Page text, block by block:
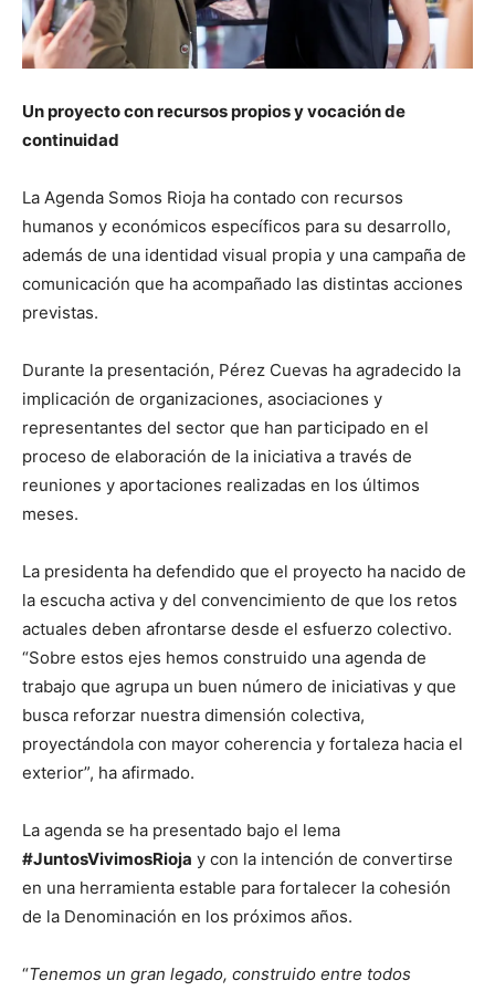
Un proyecto con recursos propios y vocación de
continuidad
La Agenda Somos Rioja ha contado con recursos
humanos y económicos específicos para su desarrollo,
además de una identidad visual propia y una campaña de
comunicación que ha acompañado las distintas acciones
previstas.
Durante la presentación, Pérez Cuevas ha agradecido la
implicación de organizaciones, asociaciones y
representantes del sector que han participado en el
proceso de elaboración de la iniciativa a través de
reuniones y aportaciones realizadas en los últimos
meses.
La presidenta ha defendido que el proyecto ha nacido de
la escucha activa y del convencimiento de que los retos
actuales deben afrontarse desde el esfuerzo colectivo.
“Sobre estos ejes hemos construido una agenda de
trabajo que agrupa un buen número de iniciativas y que
busca reforzar nuestra dimensión colectiva,
proyectándola con mayor coherencia y fortaleza hacia el
exterior”, ha afirmado.
La agenda se ha presentado bajo el lema
#JuntosVivimosRioja y con la intención de convertirse
en una herramienta estable para fortalecer la cohesión
de la Denominación en los próximos años.
“Tenemos un gran legado, construido entre todos